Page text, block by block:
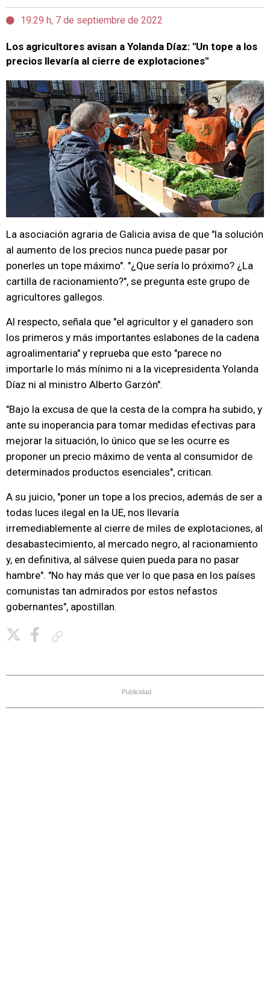
19:29 h, 7 de septiembre de 2022
Los agricultores avisan a Yolanda Díaz: "Un tope a los
precios llevaría al cierre de explotaciones"
La asociación agraria de Galicia avisa de que "la solución
al aumento de los precios nunca puede pasar por
ponerles un tope máximo". "¿Que sería lo próximo? ¿La
cartilla de racionamiento?", se pregunta este grupo de
agricultores gallegos.
Al respecto, señala que "el agricultor y el ganadero son
los primeros y más importantes eslabones de la cadena
agroalimentaria" y reprueba que esto "parece no
importarle lo más mínimo ni a la vicepresidenta Yolanda
Díaz ni al ministro Alberto Garzón".
"Bajo la excusa de que la cesta de la compra ha subido, y
ante su inoperancia para tomar medidas efectivas para
mejorar la situación, lo único que se les ocurre es
proponer un precio máximo de venta al consumidor de
determinados productos esenciales", critican.
A su juicio, "poner un tope a los precios, además de ser a
todas luces ilegal en la UE, nos llevaría
irremediablemente al cierre de miles de explotaciones, al
desabastecimiento, al mercado negro, al racionamiento
y, en definitiva, al sálvese quien pueda para no pasar
hambre". "No hay más que ver lo que pasa en los países
comunistas tan admirados por estos nefastos
gobernantes", apostillan.
Publicidad